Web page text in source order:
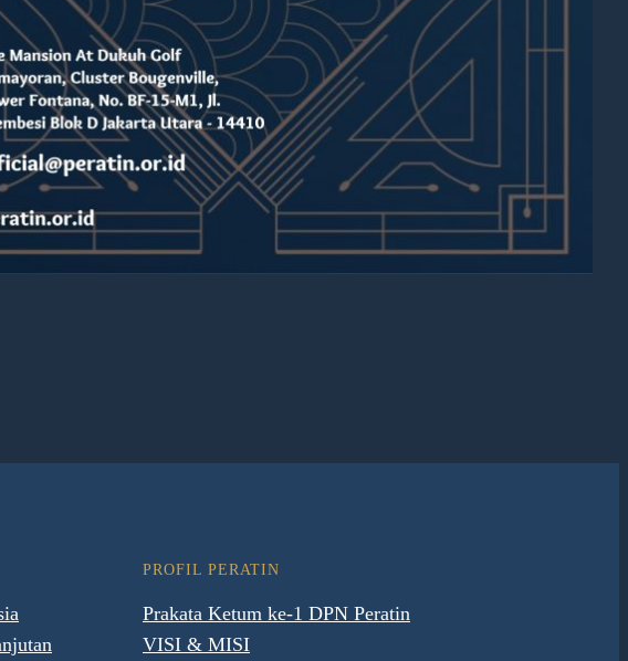
PROFIL PERATIN
Prakata Ketum ke-1 DPN Peratin
VISI & MISI